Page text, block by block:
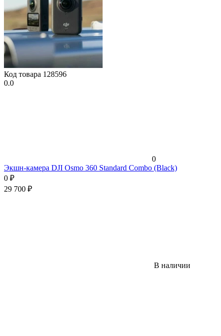
Код товара 128596
0.0
0
Экшн-камера DJI Osmo 360 Standard Combo (Black)
0 ₽
29 700 ₽
В наличии